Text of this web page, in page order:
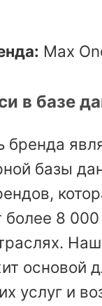
Max
в базе
бренда
базы
более 8
основой
услуг и